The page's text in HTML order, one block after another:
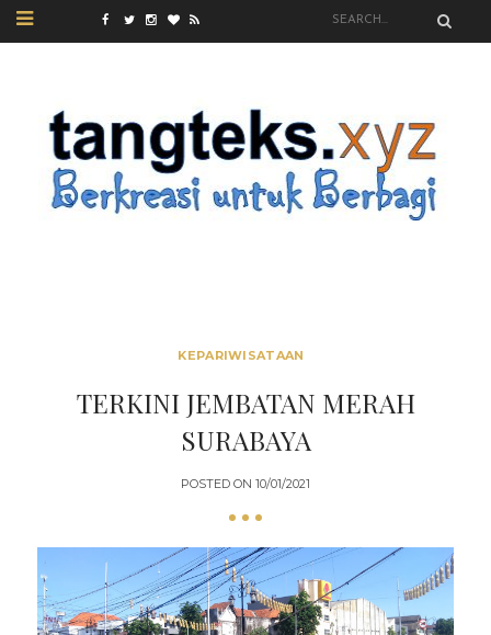
KEPARIWISATAAN
TERKINI JEMBATAN MERAH
SURABAYA
POSTED ON 10/01/2021